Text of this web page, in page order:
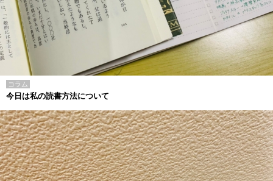
コラム
今日は私の読書方法について